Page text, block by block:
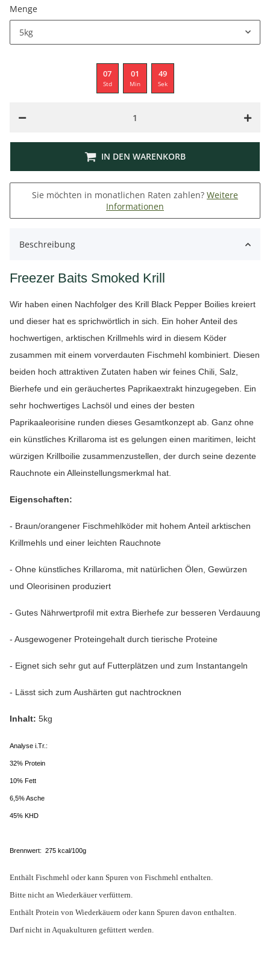
Menge
5kg
07
Std
01
Min
49
Sek
IN DEN WARENKORB
Sie möchten in monatlichen Raten zahlen? Weitere
Informationen
Beschreibung
Freezer Baits Smoked Krill
Wir haben einen Nachfolger des Krill Black Pepper Boilies kreiert
und dieser hat es sprichwörtlich in sich. Ein hoher Anteil des
hochwertigen, arktischen Krillmehls wird in diesem Köder
zusammen mit einem vorverdauten Fischmehl kombiniert. Diesen
beiden hoch attraktiven Zutaten haben wir feines Chili, Salz,
Bierhefe und ein geräuchertes Paprikaextrakt hinzugegeben. Ein
sehr hochwertiges Lachsöl und eines der besten
Paprikaaleorisine runden dieses Gesamtkonzept ab. Ganz ohne
ein künstliches Krillaroma ist es gelungen einen maritimen, leicht
würzigen Krillboilie zusammenzustellen, der durch seine dezente
Rauchnote ein Alleinstellungsmerkmal hat.
Eigenschaften:
- Braun/orangener Fischmehlköder mit hohem Anteil arktischen
Krillmehls und einer leichten Rauchnote
- Ohne künstliches Krillaroma, mit natürlichen Ölen, Gewürzen
und Oleorisinen produziert
- Gutes Nährwertprofil mit extra Bierhefe zur besseren Verdauung
- Ausgewogener Proteingehalt durch tierische Proteine
- Eignet sich sehr gut auf Futterplätzen und zum Instantangeln
- Lässt sich zum Aushärten gut nachtrocknen
Inhalt: 5kg
Analyse i.Tr.:
32% Protein
10% Fett
6,5% Asche
45% KHD
Brennwert: 275 kcal/100g
Enthält Fischmehl oder kann Spuren von Fischmehl enthalten.
Bitte nicht an Wiederkäuer verfüttern.
Enthält Protein von Wiederkäuern oder kann Spuren davon enthalten.
Darf nicht in Aquakulturen gefüttert werden.